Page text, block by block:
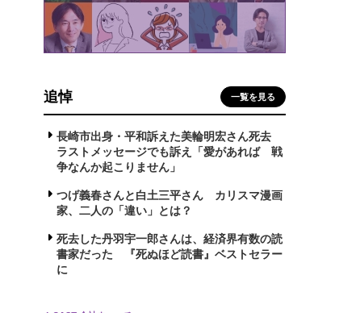
追悼 一覧を見る
長崎市出身・平和訴えた美輪明宏さん死去
ラストメッセージでも訴え「愛があれば 戦
争なんか起こりません」
つげ義春さんと白土三平さん カリスマ漫画
家、二人の「違い」とは？
死去した丹羽宇一郎さんは、経済界有数の読
書家だった 『死ぬほど読書』ベストセラー
に